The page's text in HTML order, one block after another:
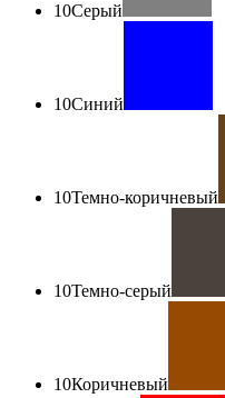
10Серый
10Синий
10Темно-коричневый
10Темно-серый
10Коричневый